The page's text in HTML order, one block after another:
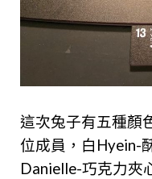
這次兔子有五種顏
位成員，白Hyein-
Danielle-巧克力夾